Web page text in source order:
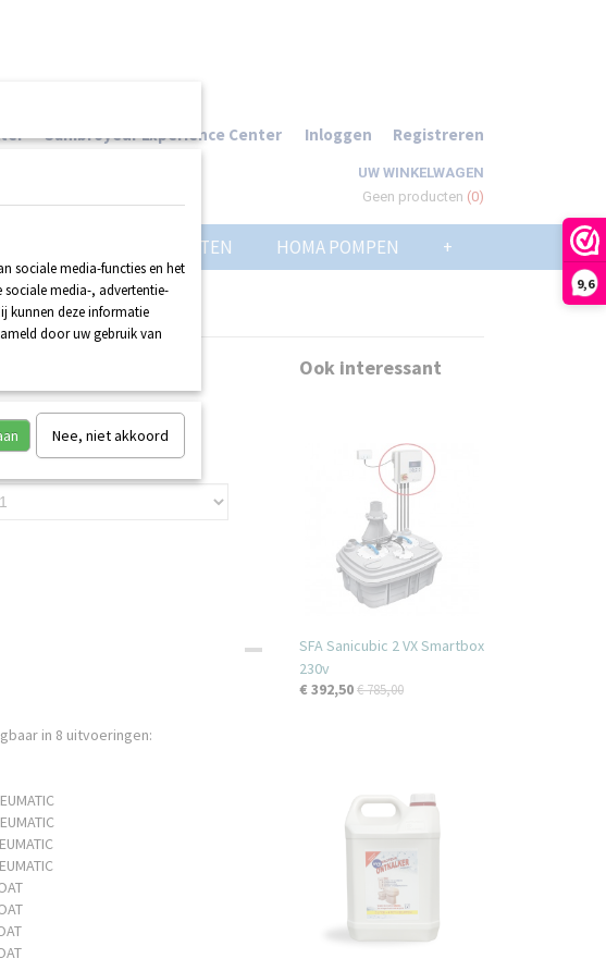
9,6
Sanibroyeur Experience Center Inloggen Registreren
UW WINKELWAGEN
Geen producten (0)
POMPPUTTEN HOMA POMPEN +
in 8 uitvoeringen:
Ook interessant
SFA Sanicubic 2 VX Smartbox
230v
€ 392,50€ 785,00
sociale media-functies en het
sociale media-, advertentie-
kunnen deze informatie
door uw gebruik van
Nee, niet akkoord